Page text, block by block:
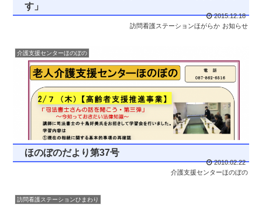
す」
2015.12.18
訪問看護ステーションほがらか お知らせ
介護支援センターほのぼの
ほのぼのだより第37号
2010.02.22
介護支援センターほのぼの
訪問看護ステーションひまわり